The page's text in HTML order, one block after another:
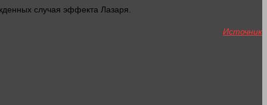
случая эффекта Лазаря.
Источник